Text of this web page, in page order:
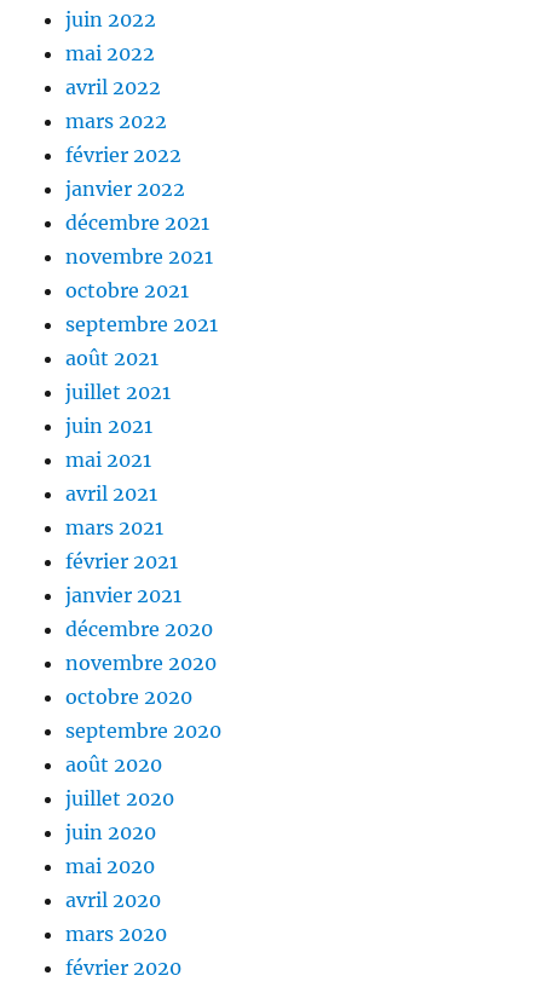
juin 2022
mai 2022
avril 2022
mars 2022
février 2022
janvier 2022
décembre 2021
novembre 2021
octobre 2021
septembre 2021
août 2021
juillet 2021
juin 2021
mai 2021
avril 2021
mars 2021
février 2021
janvier 2021
décembre 2020
novembre 2020
octobre 2020
septembre 2020
août 2020
juillet 2020
juin 2020
mai 2020
avril 2020
mars 2020
février 2020